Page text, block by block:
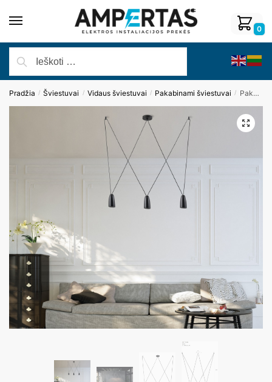
0
Pradžia / Šviestuvai / Vidaus šviestuvai / Pakabinami šviestuvai / Pakabinamas šviestuvas SISTEMA P0399